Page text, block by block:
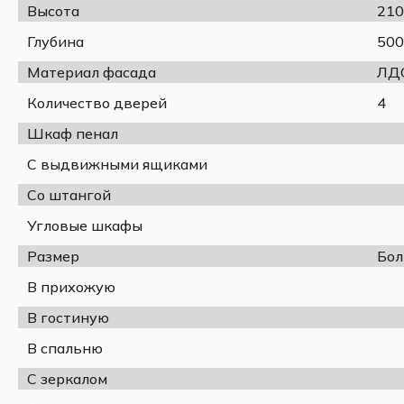
379 мм) для одежды на плечиках, просторный
выдвижных ящика. Это позволяет удобно
Модульная система – шкаф входит в единую
кровати, письменные столы и комоды, что дает
Цвет:
Корпус
Белый
текстурный
Ширина, мм
Глубина, мм
500
Высота, мм
2100
Тип петли
Материал корпуса
ЛДСП
Материал фасада
ЛДСП
Высота
Глубина
500
Материал фасада
Количество дверей
4
Шкаф пенал
С выдвижными ящиками
Со штангой
Угловые шкафы
Размер
В прихожую
В гостиную
В спальню
С зеркалом